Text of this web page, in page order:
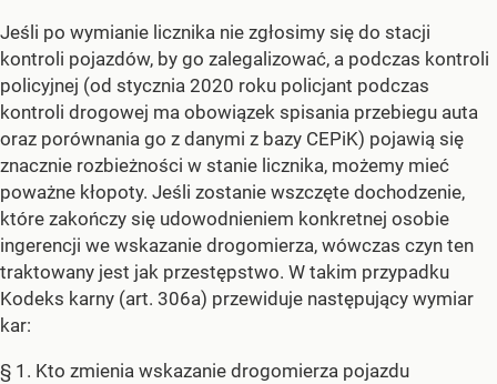
Jeśli po wymianie licznika nie zgłosimy się do stacji
kontroli pojazdów, by go zalegalizować, a podczas kontroli
policyjnej (od stycznia 2020 roku policjant podczas
kontroli drogowej ma obowiązek spisania przebiegu auta
oraz porównania go z danymi z bazy CEPiK) pojawią się
znacznie rozbieżności w stanie licznika, możemy mieć
poważne kłopoty. Jeśli zostanie wszczęte dochodzenie,
które zakończy się udowodnieniem konkretnej osobie
ingerencji we wskazanie drogomierza, wówczas czyn ten
traktowany jest jak przestępstwo. W takim przypadku
Kodeks karny (art. 306a) przewiduje następujący wymiar
kar:
§ 1. Kto zmienia wskazanie drogomierza pojazdu